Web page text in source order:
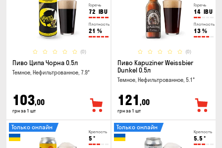
Горечь
72 IBU
Плотность
21 %
(0)
Пиво Ципа Чорна 0.5л
Темное, Нефильтрованное, 7.9°
103,00
грн за 1 шт
Горечь
14 IBU
Плотность
13 %
(0)
Пиво Kapuziner Weissbier
Dunkel 0.5л
Темное, Нефильтрованное, 5.1°
121 ,00
грн за 1 шт
Крепость
5 °
Только онлайн
Крепость
5.5 °
Только онлайн